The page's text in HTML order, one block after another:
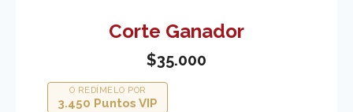
Corte Ganador
$35.000
O REDÍMELO POR
3.450 Puntos VIP